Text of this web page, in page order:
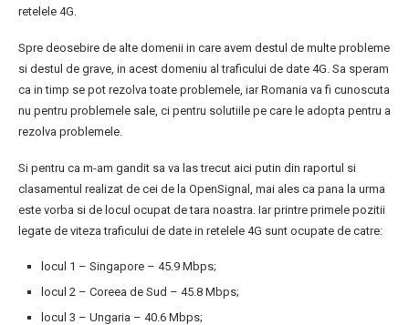
retelele 4G.
Spre deosebire de alte domenii in care avem destul de multe probleme
si destul de grave, in acest domeniu al traficului de date 4G. Sa speram
ca in timp se pot rezolva toate problemele, iar Romania va fi cunoscuta
nu pentru problemele sale, ci pentru solutiile pe care le adopta pentru a
rezolva problemele.
Si pentru ca m-am gandit sa va las trecut aici putin din raportul si
clasamentul realizat de cei de la OpenSignal, mai ales ca pana la urma
este vorba si de locul ocupat de tara noastra. Iar printre primele pozitii
legate de viteza traficului de date in retelele 4G sunt ocupate de catre:
locul 1 – Singapore – 45.9 Mbps;
locul 2 – Coreea de Sud – 45.8 Mbps;
locul 3 – Ungaria – 40.6 Mbps;